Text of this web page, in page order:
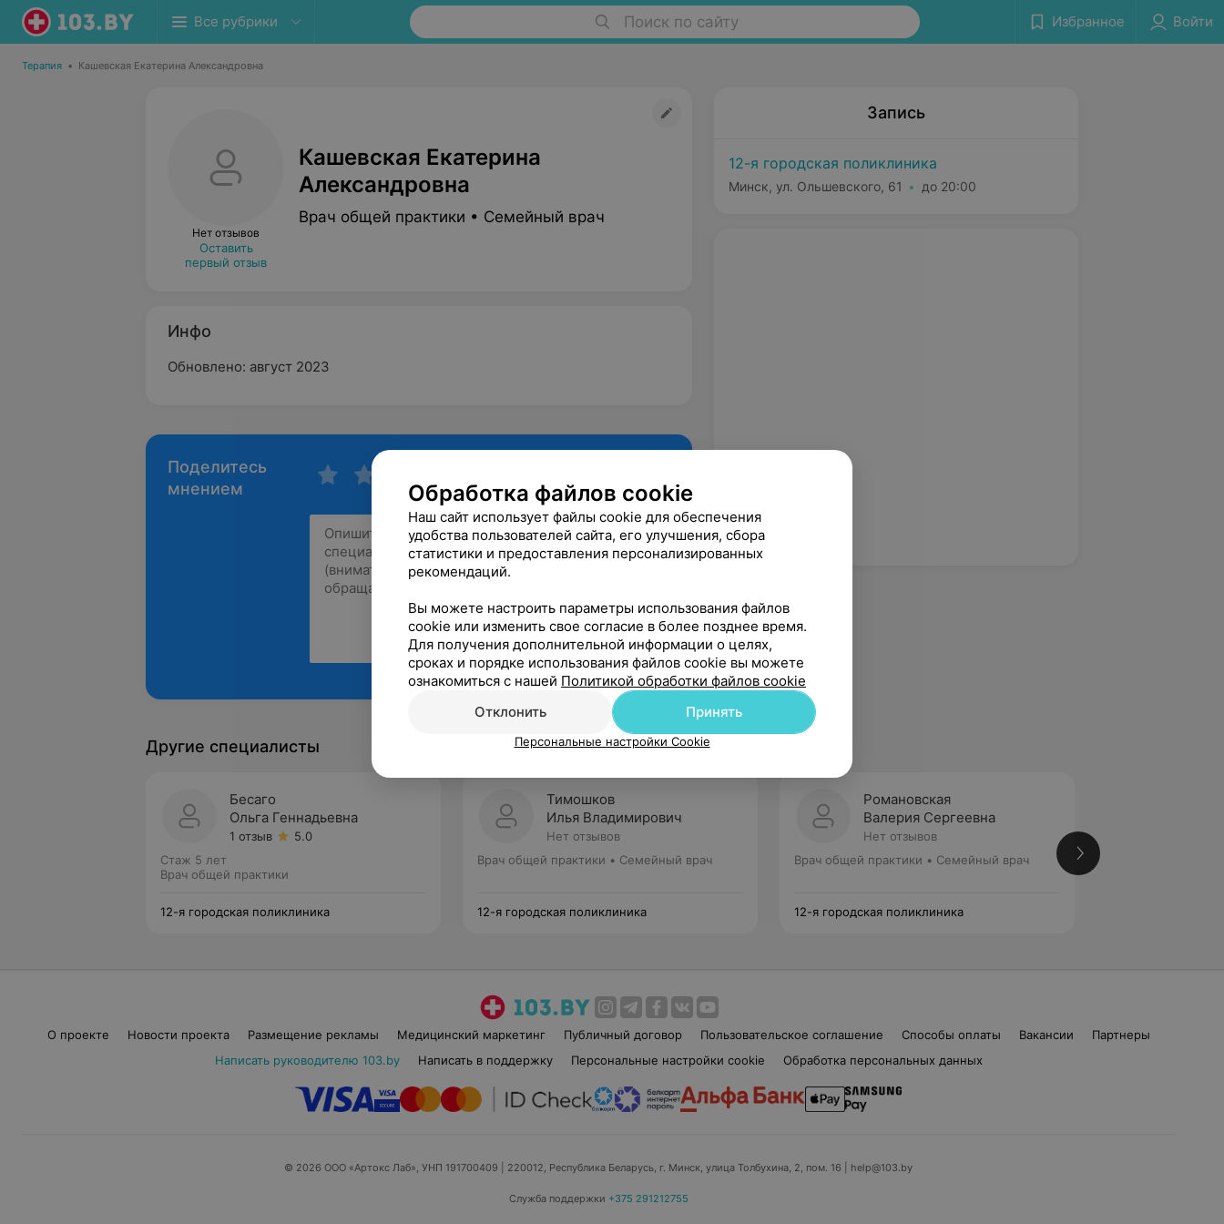
Все рубрики Поиск по сайту Избранное Войти
Терапия • Кашевская Екатерина Александровна
Нет отзывов
Оставить
первый отзыв
Кашевская Екатерина
Александровна
Врач общей практики • Семейный врач
Инфо
Обновлено: август 2023
Поделитесь
мнением
Рекомендую
Запись
12-я городская поликлиника
Минск, ул. Ольшевского, 61 до 20:00
Другие специалисты
Бесаго
Ольга Геннадьевна
1 отзыв
5.0
Стаж 5 лет
Врач общей практики
12-я городская поликлиника
Тимошков
Илья Владимирович
Нет отзывов
Врач общей практики • Семейный врач
12-я городская поликлиника
Романовская
Валерия Сергеевна
Нет отзывов
Врач общей практики • Семейный врач
12-я городская поликлиника
О проекте Новости проекта Размещение рекламы Медицинский маркетинг Публичный договор Пользовательское соглашение Способы оплаты Вакансии
Партнеры
Написать руководителю 103.by
Написать в поддержку Персональные настройки cookie Обработка персональных данных
© 2026 ООО «Артокс Лаб», УНП 191700409 | 220012, Республика Беларусь, г. Минск, улица Толбухина, 2, пом. 16 | help@103.by
Служба поддержки +375 291212755
Обработка файлов cookie
Наш сайт использует файлы cookie для обеспечения
удобства пользователей сайта, его улучшения, сбора
статистики и предоставления персонализированных
рекомендаций.
Вы можете настроить параметры использования файлов
cookie или изменить свое согласие в более позднее время.
Для получения дополнительной информации о целях,
сроках и порядке использования файлов cookie вы можете
ознакомиться с нашей Политикой обработки файлов cookie
Отклонить
Принять
Персональные настройки Cookie